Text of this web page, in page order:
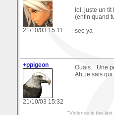
21/10/03 15:11
lol, juste un
(enfin quand
see ya
+ppigeon
21/10/03 15:32
Ouais... Une
Ah, je sais qui
"Violence is the last